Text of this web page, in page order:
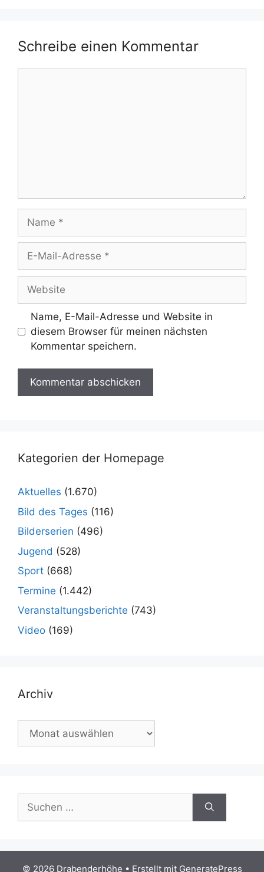
Schreibe einen Kommentar
Mail-
Adresse
Name, E-Mail-Adresse und Website in
diesem Browser für meinen nächsten
Kommentar speichern.
Kategorien der Homepage
Aktuelles (1.670)
Bild des Tages (116)
Bilderserien (496)
Jugend (528)
Sport (668)
Termine (1.442)
Veranstaltungsberichte (743)
Video (169)
Archiv
Archiv
nach:
© 2026 Drabenderhöhe • Erstellt mit GeneratePress